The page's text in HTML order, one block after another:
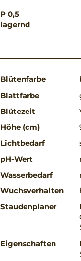
P 0,5
lagernd
Blütenfarbe
Blattfarbe
Blütezeit
Höhe (cm)
Lichtbedarf
pH-Wert
Wasserbedarf
Wuchsverhalten
Staudenplaner
Eigenschaften